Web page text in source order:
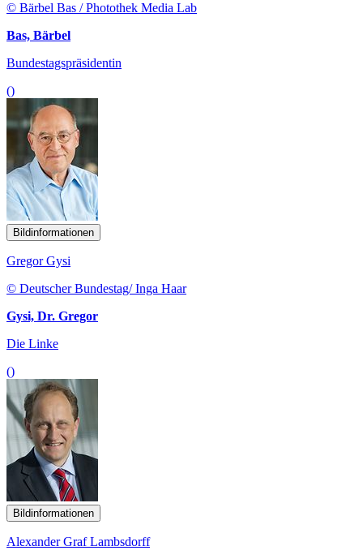
© Bärbel Bas / Photothek Media Lab
Bas, Bärbel
Bundestagspräsidentin
()
Bildinformationen
Gregor Gysi
© Deutscher Bundestag/ Inga Haar
Gysi, Dr. Gregor
Die Linke
()
Bildinformationen
Alexander Graf Lambsdorff